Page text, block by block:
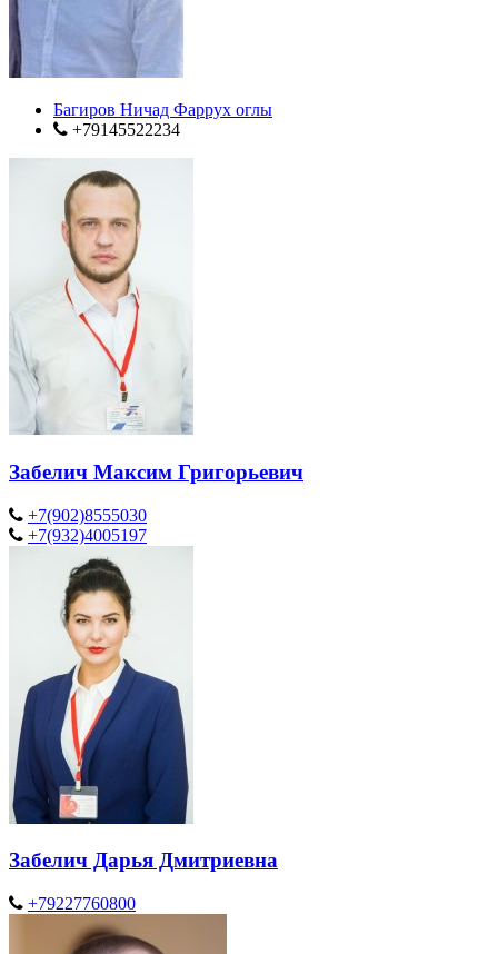
Багиров Ничад Фаррух оглы
+79145522234
Забелич Максим Григорьевич
+7(902)8555030
+7(932)4005197
Забелич Дарья Дмитриевна
+79227760800